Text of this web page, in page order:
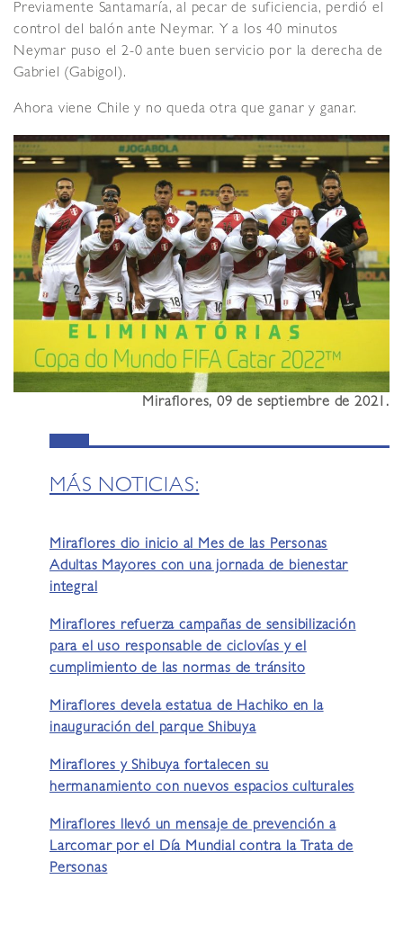
Previamente Santamaría, al pecar de suficiencia, perdió el
control del balón ante Neymar. Y a los 40 minutos
Neymar puso el 2-0 ante buen servicio por la derecha de
Gabriel (Gabigol).
Ahora viene Chile y no queda otra que ganar y ganar.
Miraflores, 09 de septiembre de 2021.
MÁS NOTICIAS:
Miraflores dio inicio al Mes de las Personas
Adultas Mayores con una jornada de bienestar
integral
Miraflores refuerza campañas de sensibilización
para el uso responsable de ciclovías y el
cumplimiento de las normas de tránsito
Miraflores devela estatua de Hachiko en la
inauguración del parque Shibuya
Miraflores y Shibuya fortalecen su
hermanamiento con nuevos espacios culturales
Miraflores llevó un mensaje de prevención a
Larcomar por el Día Mundial contra la Trata de
Personas